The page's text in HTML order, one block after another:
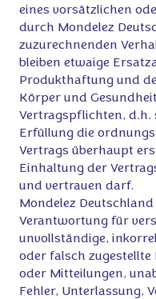
eines vorsätzlichen
durch Mondelez
zuzurechnenden
bleiben etwaige
Produkthaftung und
Körper und
Vertragspflichten, d.h.
Erfüllung die
Vertrags überhaupt
Einhaltung der
und vertrauen darf.
Mondelez
Verantwortung für
unvollständige,
oder falsch zugestellte
oder Mitteilungen,
Fehler, Unterlassung,